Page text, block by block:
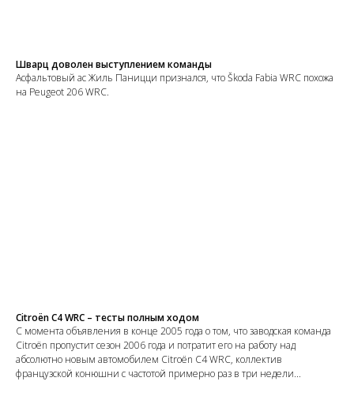
Шварц доволен выступлением команды
Асфальтовый ас Жиль Паницци признался, что Škoda Fabia WRC похожа
на Peugeot 206 WRC.
Citroën C4 WRC – тесты полным ходом
С момента объявления в конце 2005 года о том, что заводская команда
Citroën пропустит сезон 2006 года и потратит его на работу над
абсолютно новым автомобилем Citroën C4 WRC, коллектив
французской конюшни с частотой примерно раз в три недели...